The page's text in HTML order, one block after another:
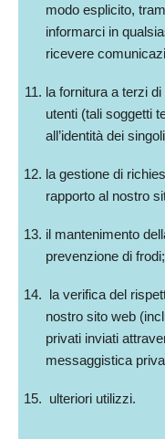
modo esplicito,
informarci in
ricevere
la fornitura a terzi
utenti (tali soggetti
all’identità dei
la gestione di
rapporto al nostro
il mantenimento
prevenzione di frodi;
la verifica del
nostro sito web
privati inviati
messaggistica
ulteriori utilizzi.